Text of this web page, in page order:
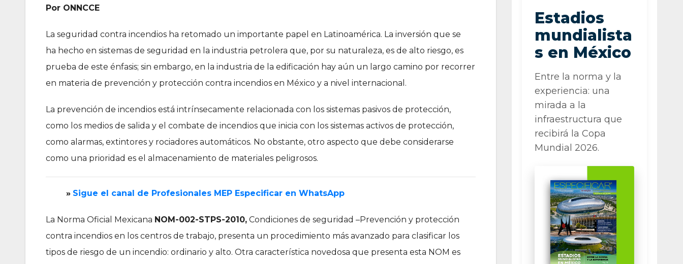
Por ONNCCE
La seguridad contra incendios ha retomado un importante papel en Latinoamérica. La inversión que se
ha hecho en sistemas de seguridad en la industria petrolera que, por su naturaleza, es de alto riesgo, es
prueba de este énfasis; sin embargo, en la industria de la edificación hay aún un largo camino por recorrer
en materia de prevención y protección contra incendios en México y a nivel internacional.
La prevención de incendios está intrínsecamente relacionada con los sistemas pasivos de protección,
como los medios de salida y el combate de incendios que inicia con los sistemas activos de protección,
como alarmas, extintores y rociadores automáticos. No obstante, otro aspecto que debe considerarse
como una prioridad es el almacenamiento de materiales peligrosos.
» ‎Sigue el canal de Profesionales MEP Especificar en WhatsApp
La Norma Oficial Mexicana NOM-002-STPS-2010, Condiciones de seguridad –Prevención y protección
contra incendios en los centros de trabajo, presenta un procedimiento más avanzado para clasificar los
tipos de riesgo de un incendio: ordinario y alto. Otra característica novedosa que presenta esta NOM es
Estadios
mundialista
s en México
Entre la norma y la
experiencia: una
mirada a la
infraestructura que
recibirá la Copa
Mundial 2026.